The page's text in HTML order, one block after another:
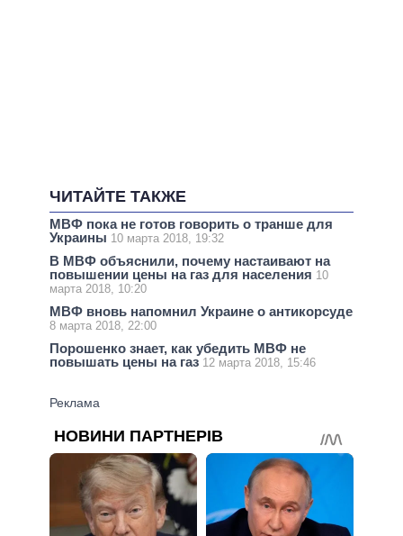
ЧИТАЙТЕ ТАКЖЕ
МВФ пока не готов говорить о транше для
Украины 10 марта 2018, 19:32
В МВФ объяснили, почему настаивают на
повышении цены на газ для населения 10
марта 2018, 10:20
МВФ вновь напомнил Украине о антикорсуде
8 марта 2018, 22:00
Порошенко знает, как убедить МВФ не
повышать цены на газ 12 марта 2018, 15:46